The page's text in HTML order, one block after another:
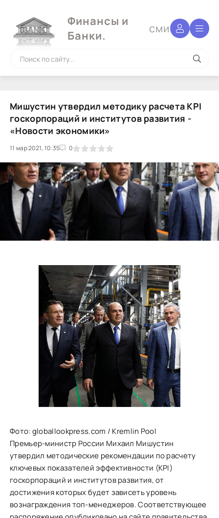
Финансы и
Банки.
сми
Мишустин утвердил методику расчета KPI
госкорпораций и институтов развития -
«Новости экономики»
11 мар 2021, 10:35 0
1 2 3 4 5
Фото: globallookpress.com / Kremlin Pool
Премьер-министр России Михаил Мишустин
утвердил методические рекомендации по расчету
ключевых показателей эффективности (KPI)
госкорпораций и институтов развития, от
достижения которых будет зависеть уровень
вознаграждения топ-менеджеров. Соответствующее